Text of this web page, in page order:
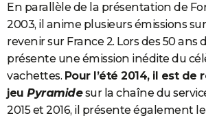
En parallèle de la présentation de
2003, il anime plusieurs émissions
revenir sur France 2. Lors des 50 ans
présente une émission inédite du
vachettes. Pour l’été 2014, il est de
jeu Pyramidesur la chaîne du
2015 et 2016, il présente également